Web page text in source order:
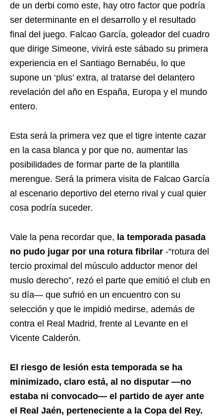
de un derbi como este, hay otro factor que podría
ser determinante en el desarrollo y el resultado
final del juego. Falcao García, goleador del cuadro
que dirige Simeone, vivirá este sábado su primera
experiencia en el Santiago Bernabéu, lo que
supone un ‘plus’ extra, al tratarse del delantero
revelación del año en España, Europa y el mundo
entero.
Esta será la primera vez que el tigre intente cazar
en la casa blanca y por que no, aumentar las
posibilidades de formar parte de la plantilla
merengue. Será la primera visita de Falcao García
al escenario deportivo del eterno rival y cual quier
cosa podría suceder.
Vale la pena recordar que, la temporada pasada
no pudo jugar por una rotura fibrilar -“rotura del
tercio proximal del músculo adductor menor del
muslo derecho”, rezó el parte que emitió el club en
su día— que sufrió en un encuentro con su
selección y que le impidió medirse, además de
contra el Real Madrid, frente al Levante en el
Vicente Calderón.
El riesgo de lesión esta temporada se ha
minimizado, claro está, al no disputar —no
estaba ni convocado— el partido de ayer ante
el Real Jaén, perteneciente a la Copa del Rey.